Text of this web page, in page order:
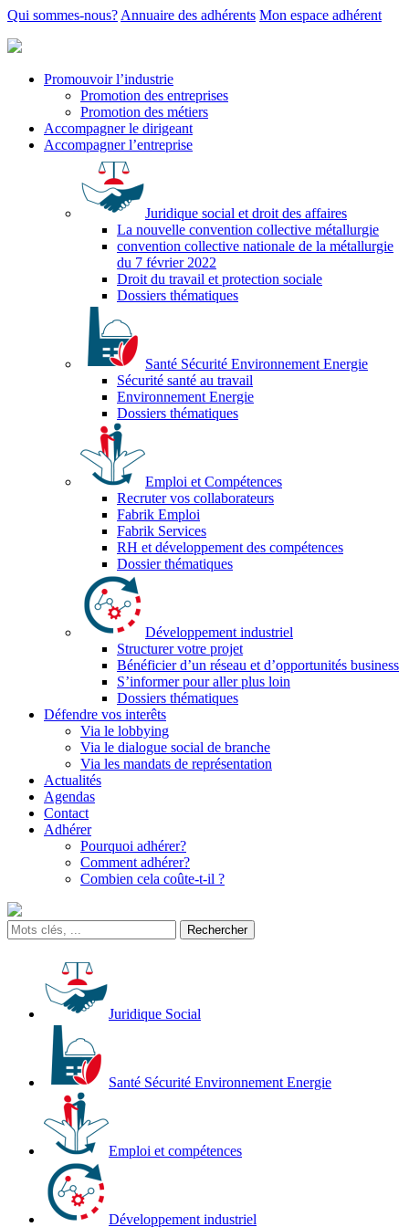
Qui sommes-nous? Annuaire des adhérents Mon espace adhérent
Promouvoir l’industrie
Promotion des entreprises
Promotion des métiers
Accompagner le dirigeant
Accompagner l’entreprise
Juridique social et droit des affaires
La nouvelle convention collective métallurgie
convention collective nationale de la métallurgie
du 7 février 2022
Droit du travail et protection sociale
Dossiers thématiques
Santé Sécurité Environnement Energie
Sécurité santé au travail
Environnement Energie
Dossiers thématiques
Emploi et Compétences
Recruter vos collaborateurs
Fabrik Emploi
Fabrik Services
RH et développement des compétences
Dossier thématiques
Développement industriel
Structurer votre projet
Bénéficier d’un réseau et d’opportunités business
S’informer pour aller plus loin
Dossiers thématiques
Défendre vos interêts
Via le lobbying
Via le dialogue social de branche
Via les mandats de représentation
Actualités
Agendas
Contact
Adhérer
Pourquoi adhérer?
Comment adhérer?
Combien cela coûte-t-il ?
Juridique Social
Santé Sécurité Environnement Energie
Emploi et compétences
Développement industriel